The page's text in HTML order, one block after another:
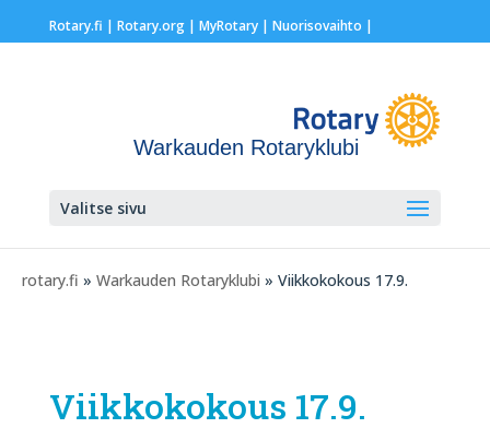
Rotary.fi | Rotary.org| MyRotary | Nuorisovaihto |
Warkauden Rotaryklubi
Valitse sivu
rotary.fi » Warkauden Rotaryklubi » Viikkokokous 17.9.
Viikkokokous 17.9.